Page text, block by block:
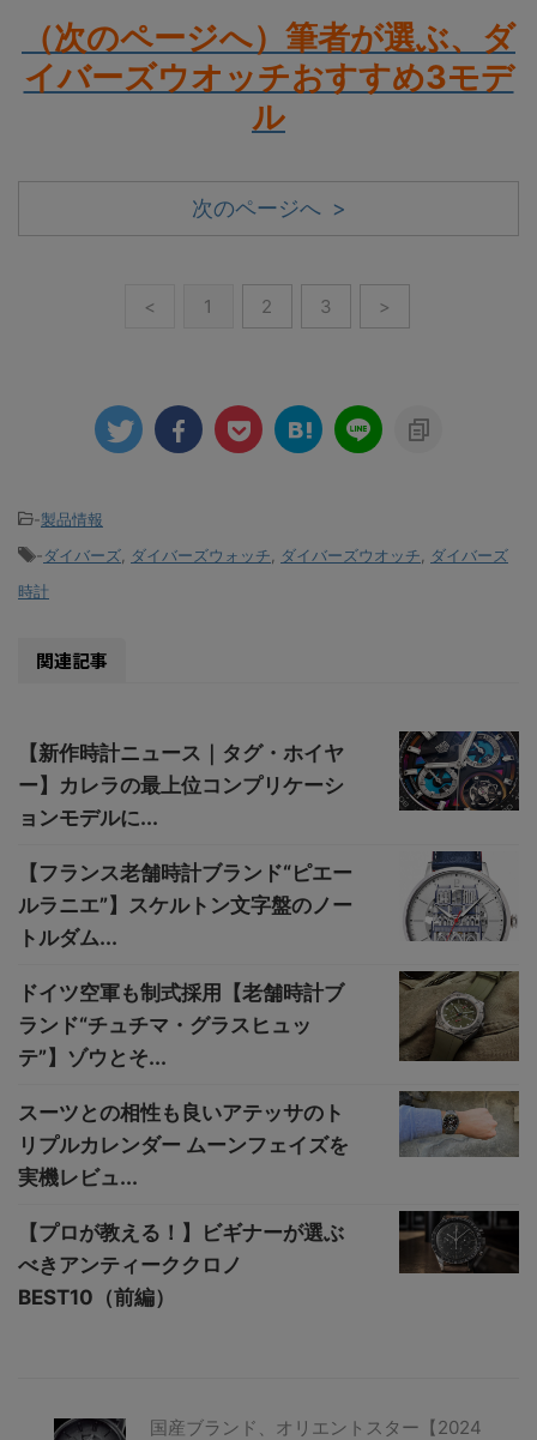
（次のページへ）筆者が選ぶ、ダ
イバーズウオッチおすすめ3モデ
ル
次のページへ >
< 1 2 3 >
-製品情報
-ダイバーズ ダイバーズウォッチ ダイバーズウオッチ
ダイバーズ
時計
関連記事
【新作時計ニュース｜タグ・ホイヤ
ー】カレラの最上位コンプリケーシ
ョンモデルに...
【フランス老舗時計ブランド“ピエー
ルラニエ”】スケルトン文字盤のノー
トルダム...
ドイツ空軍も制式採用【老舗時計ブ
ランド“チュチマ・グラスヒュッ
テ”】ゾウとそ...
スーツとの相性も良いアテッサのト
リプルカレンダー ムーンフェイズを
実機レビュ...
【プロが教える！】ビギナーが選ぶ
べきアンティーククロノ
BEST10（前編）
国産ブランド、オリエントスター【2024